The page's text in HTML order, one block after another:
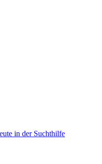
in der Suchthilfe